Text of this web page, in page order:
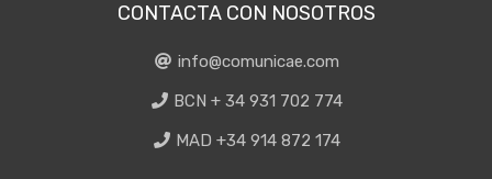
CONTACTA CON NOSOTROS
info@comunicae.com
BCN + 34 931 702 774
MAD +34 914 872 174